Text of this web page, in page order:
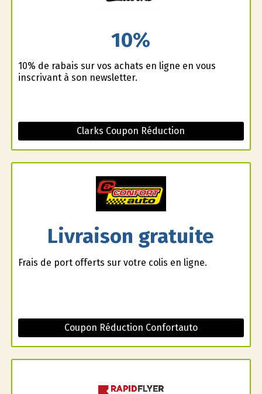
10%
10% de rabais sur vos achats en ligne en vous
inscrivant à son newsletter.
Clarks Coupon Réduction
Livraison gratuite
Frais de port offerts sur votre colis en ligne.
Coupon Réduction Confortauto